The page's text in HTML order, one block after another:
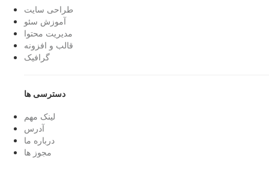
طراحی سایت
آموزش سئو
مدیریت محتوا
قالب و افزونه
گرافیک
دسترسی ها
لینک مهم
آدرس
درباره ما
مجوز ها